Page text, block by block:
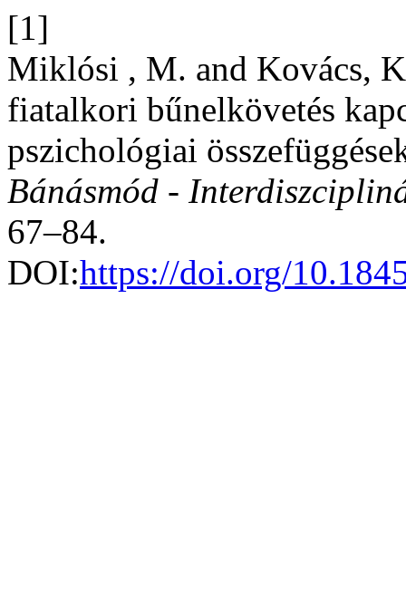
[1]
Miklósi , M. and Kovács,
fiatalkori bűnelkövetés
pszichológiai
Bánásmód -
67–84.
DOI:https://doi.org/